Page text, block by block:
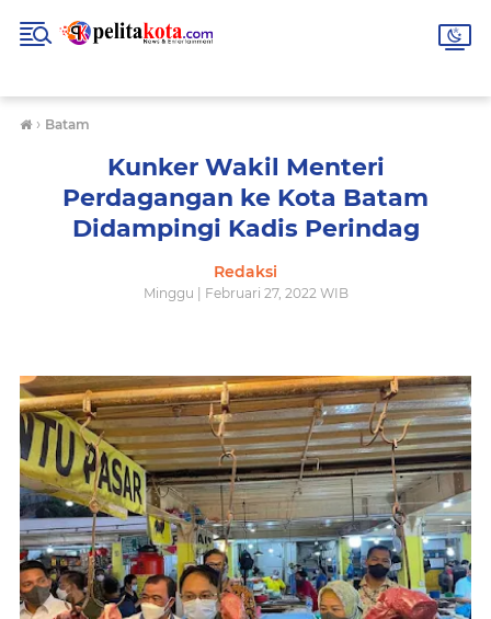
› Batam
Kunker Wakil Menteri
Perdagangan ke Kota Batam
Didampingi Kadis Perindag
Redaksi
Minggu | Februari 27, 2022 WIB